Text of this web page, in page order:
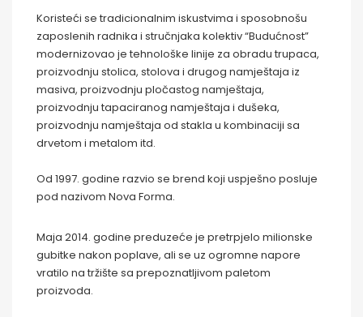
Koristeći se tradicionalnim iskustvima i sposobnošu
zaposlenih radnika i stručnjaka kolektiv “Budućnost”
modernizovao je tehnološke linije za obradu trupaca,
proizvodnju stolica, stolova i drugog namještaja iz
masiva, proizvodnju pločastog namještaja,
proizvodnju tapaciranog namještaja i dušeka,
proizvodnju namještaja od stakla u kombinaciji sa
drvetom i metalom itd.
Od 1997. godine razvio se brend koji uspješno posluje
pod nazivom Nova Forma.
Maja 2014. godine preduzeće je pretrpjelo milionske
gubitke nakon poplave, ali se uz ogromne napore
vratilo na tržište sa prepoznatljivom paletom
proizvoda.